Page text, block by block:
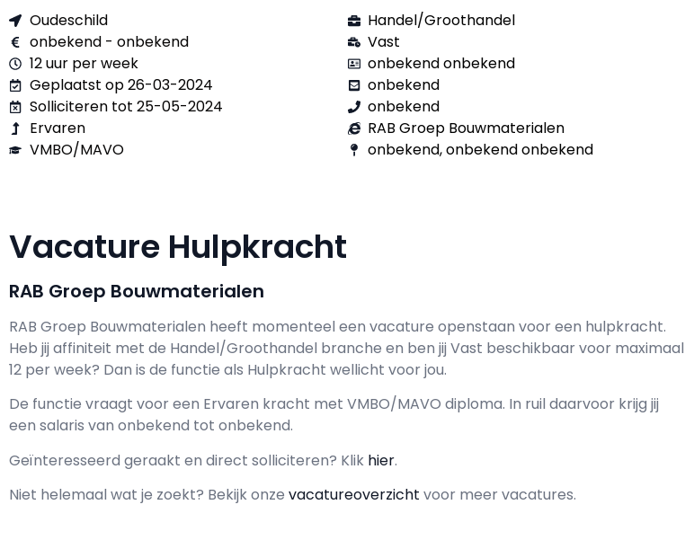
Oudeschild
onbekend - onbekend
12 uur per week
Geplaatst op 26-03-2024
Solliciteren tot 25-05-2024
Ervaren
VMBO/MAVO
Handel/Groothandel
Vast
onbekend onbekend
onbekend
onbekend
RAB Groep Bouwmaterialen
onbekend, onbekend onbekend
Vacature Hulpkracht
RAB Groep Bouwmaterialen
RAB Groep Bouwmaterialen heeft momenteel een vacature openstaan voor een hulpkracht.
Heb jij affiniteit met de Handel/Groothandel branche en ben jij Vast beschikbaar voor maximaal
12 per week? Dan is de functie als Hulpkracht wellicht voor jou.
De functie vraagt voor een Ervaren kracht met VMBO/MAVO diploma. In ruil daarvoor krijg jij
een salaris van onbekend tot onbekend.
Geïnteresseerd geraakt en direct solliciteren? Klik hier.
Niet helemaal wat je zoekt? Bekijk onze vacatureoverzicht voor meer vacatures.